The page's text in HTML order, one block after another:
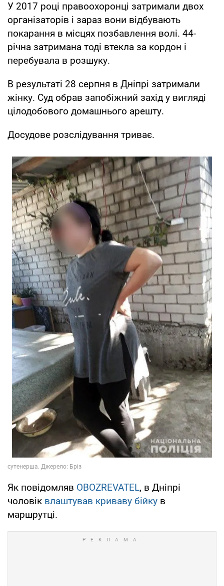
У 2017 році правоохоронці затримали двох
організаторів і зараз вони відбувають
покарання в місцях позбавлення волі. 44-
річна затримана тоді втекла за кордон і
перебувала в розшуку.
В результаті 28 серпня в Дніпрі затримали
жінку. Суд обрав запобіжний захід у вигляді
цілодобового домашнього арешту.
Досудове розслідування триває.
Як повідомляв OBOZREVATEL, в Дніпрі
чоловік влаштував криваву бійку в
маршрутці.